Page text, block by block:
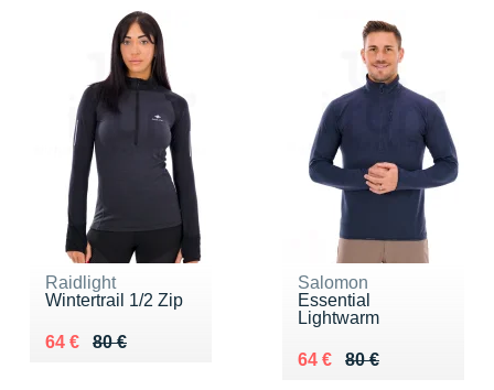
Raidlight
Wintertrail 1/2 Zip
80 €
Au lieu de 80 €
64 €
Vendu 64 €
Salomon
Essential
Lightwarm
80 €
Au lieu de 80 €
64 €
Vendu 64 €